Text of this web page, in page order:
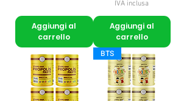
Aggiungi al
carrello
IVA inclusa
Aggiungi al
carrello
BTS